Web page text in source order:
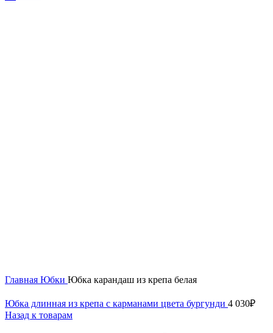
Главная Юбки Юбка карандаш из крепа белая
Юбка длинная из крепа с карманами цвета бургунди 4 030₽
Назад к товарам